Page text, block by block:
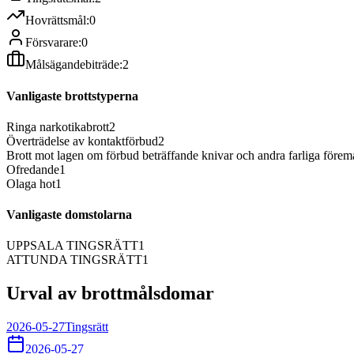
Hovrättsmål:0
Försvarare:0
Målsägandebiträde:2
Vanligaste brottstyperna
Ringa narkotikabrott2
Överträdelse av kontaktförbud2
Brott mot lagen om förbud beträffande knivar och andra farliga
Ofredande1
Olaga hot1
Vanligaste domstolarna
UPPSALA TINGSRÄTT1
ATTUNDA TINGSRÄTT1
Urval av brottmålsdomar
2026-05-27Tingsrätt
2026-05-27